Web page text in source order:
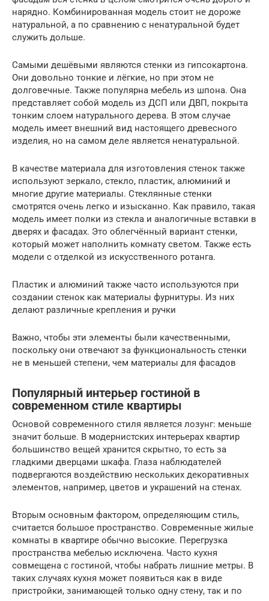
нарядно. Комбинированная модель стоит не дороже
натуральной, а по сравнению с ненатуральной будет
служить дольше.
Самыми дешёвыми являются стенки из гипсокартона.
Они довольно тонкие и лёгкие, но при этом не
долговечные. Также популярна мебель из шпона. Она
представляет собой модель из ДСП или ДВП, покрыта
тонким слоем натурального дерева. В этом случае
модель имеет внешний вид настоящего древесного
изделия, но на самом деле является ненатуральной.
В качестве материала для изготовления стенок также
используют зеркало, стекло, пластик, алюминий и
многие другие материалы. Стеклянные стенки
смотрятся очень легко и изысканно. Как правило, такая
модель имеет полки из стекла и аналогичные вставки в
дверях и фасадах. Это облегчённый вариант стенки,
который может наполнить комнату светом. Также есть
модели с отделкой из искусственного ротанга.
Пластик и алюминий также часто используются при
создании стенок как материалы фурнитуры. Из них
делают различные крепления и ручки
Важно, чтобы эти элементы были качественными,
поскольку они отвечают за функциональность стенки
не в меньшей степени, чем материалы для фасадов
Популярный интерьер гостиной в
современном стиле квартиры
Основой современного стиля является лозунг: меньше
значит больше. В модернистских интерьерах квартир
большинство вещей хранится скрытно, то есть за
гладкими дверцами шкафа. Глаза наблюдателей
подвергаются воздействию нескольких декоративных
элементов, например, цветов и украшений на стенах.
Вторым основным фактором, определяющим стиль,
считается большое пространство. Современные жилые
комнаты в квартире обычно высокие. Перегрузка
пространства мебелью исключена. Часто кухня
совмещена с гостиной, чтобы набрать лишние метры. В
таких случаях кухня может появиться как в виде
пристройки, занимающей только одну стену, так и по